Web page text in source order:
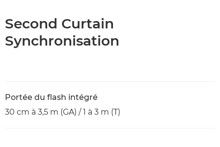
Second Curtain
Synchronisation
Portée du flash intégré
30 cm à 3,5 m (GA) / 1 à 3 m (T)